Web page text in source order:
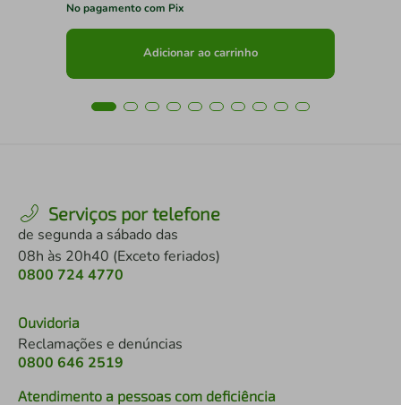
No pagamento com Pix
Adicionar ao carrinho
Serviços por telefone
de segunda a sábado das
08h às 20h40 (Exceto feriados)
0800 724 4770
Ouvidoria
Reclamações e denúncias
0800 646 2519
Atendimento a pessoas com deficiência